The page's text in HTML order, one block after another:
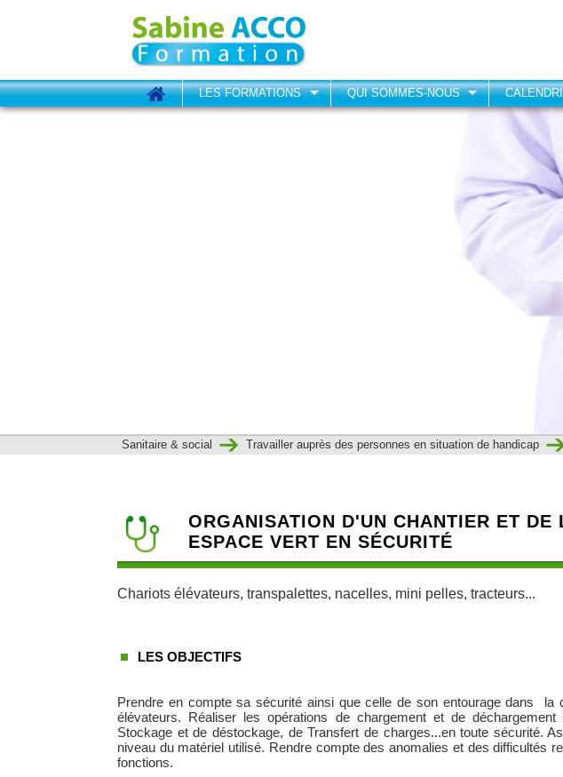
LES FORMATIONS QUI SOMMES-NOUS
Sanitaire & social Travailler auprès des personnes en situation de handicap
ORGANISATION D'UN CHANTIER ET DE
ESPACE VERT EN SÉCURITÉ
Chariots élévateurs, transpalettes, nacelles, mini pelles, tracteurs...
LES OBJECTIFS
Prendre en compte sa sécurité ainsi que celle de son entourage dans la
élévateurs. Réaliser les opérations de chargement et de
Stockage et de déstockage, de Transfert de charges...en toute sécurité.
niveau du matériel utilisé. Rendre compte des anomalies et des difficultés
fonctions.